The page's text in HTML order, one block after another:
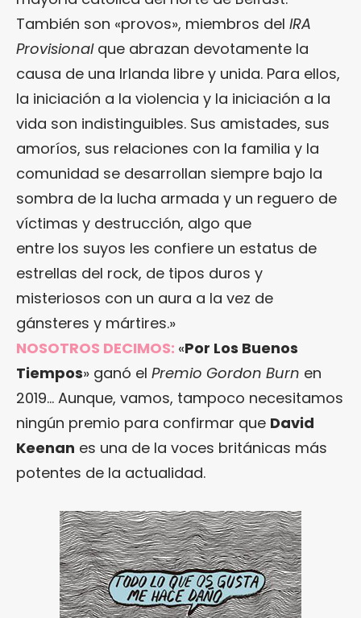
También son «provos», miembros del IRA
Provisionalque abrazan devotamente la
causa de una Irlanda libre y unida. Para ellos,
la iniciación a la violencia y la iniciación a la
vida son indistinguibles. Sus amistades, sus
amoríos, sus relaciones con la familia y la
comunidad se desarrollan siempre bajo la
sombra de la lucha armada y un reguero de
víctimas y destrucción, algo que
entre los suyos les confiere un estatus de
estrellas del rock, de tipos duros y
misteriosos con un aura a la vez de
gánsteres y mártires.»
NOSOTROS DECIMOS: «Por Los Buenos
Tiempos» ganó el Premio Gordon Burn en
2019… Aunque, vamos, tampoco necesitamos
ningún premio para confirmar que David
Keenan es una de la voces británicas más
potentes de la actualidad.